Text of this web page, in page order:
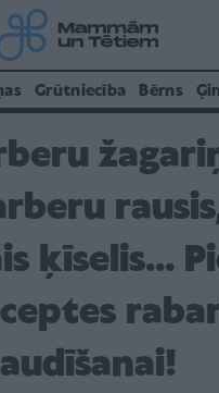
Grūtniecība Bērns
ķīselis...